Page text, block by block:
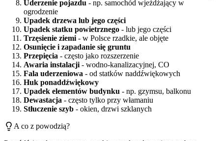
Uderzenie pojazdu - np. samochód wjeżdżający w
ogrodzenie
Upadek drzewa lub jego części
Upadek statku powietrznego - lub jego części
Trzęsienie ziemi - w Polsce rzadkie, ale objęte
Osunięcie i zapadanie się gruntu
Przepięcia - często jako rozszerzenie
Awaria instalacji - wodno-kanalizacyjnej, CO
Fala uderzeniowa - od statków naddźwiękowych
Huk ponaddźwiękowy
Upadek elementów budynku - np. gzymsu, balkonu
Dewastacja - często tylko przy włamaniu
Stłuczenie szyb - okien, drzwi szklanych
A co z powodzią?